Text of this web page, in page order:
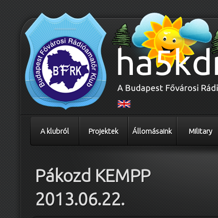
A klubról Projektek Állomásaink Military
Pákozd KEMPP
2013.06.22.